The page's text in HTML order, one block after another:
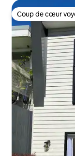
Coup de cœur
Coup de cœur